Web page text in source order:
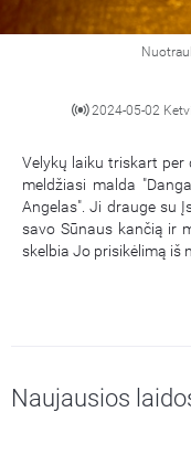
2024-05-02
Velykų laiku triskart per
meldžiasi malda
Angelas". Ji drauge su
savo Sūnaus kančią ir
skelbia Jo prisikėlimą iš
Naujausios